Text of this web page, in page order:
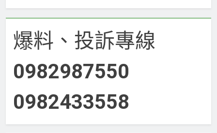
爆料、投訴專線
0982987550
0982433558